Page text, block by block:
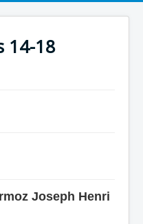
14-18
Joseph Henri